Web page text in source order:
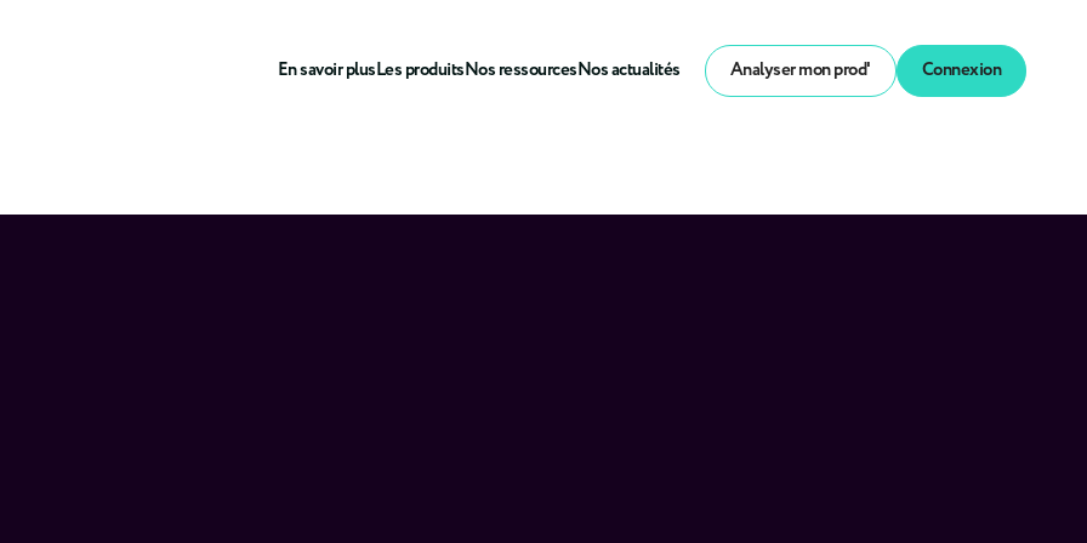
En savoir plusLes produitsNos ressourcesNos actualités Analyser mon prod' Connexion